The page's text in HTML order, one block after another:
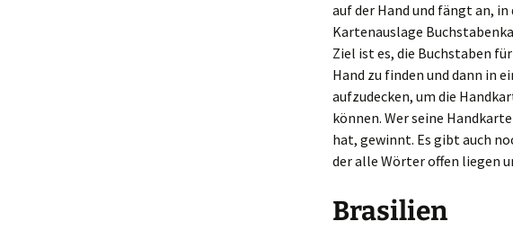
auf der Hand und fängt an, in
Kartenauslage
Ziel ist es, die Buchstaben
Hand zu finden und dann in
aufzudecken, um die
können. Wer seine
hat, gewinnt. Es gibt auch
der alle Wörter offen liegen
Brasilien